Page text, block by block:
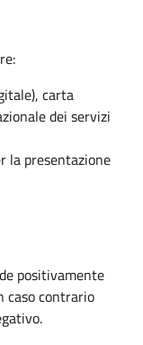
carta
dei servizi
la presentazione
positivamente
caso contrario